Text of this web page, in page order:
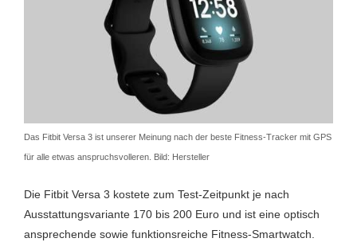
Ja
Nein
Ja
Kalorienverbrauch Ja
Laufen Ja
Amazon price updated: 23. Juli 2026 17:27
Zum Preisvergleich »
Das Fitbit Versa 3 ist unserer Meinung nach der beste Fitness-Tracker mit GPS
für alle etwas anspruchsvolleren. Bild: Hersteller
Die Fitbit Versa 3 kostete zum Test-Zeitpunkt je nach
Ausstattungsvariante 170 bis 200 Euro und ist eine optisch
ansprechende sowie funktionsreiche Fitness-Smartwatch.